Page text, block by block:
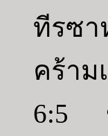
ทีรซา
คร้าม
6:5